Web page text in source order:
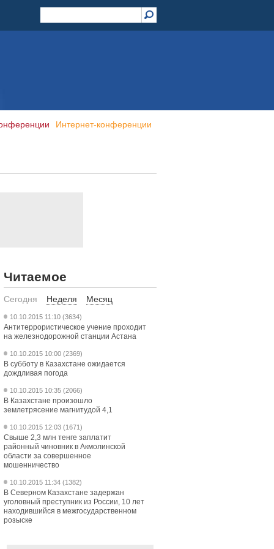
Интернет-конференции
Читаемое
Сегодня Неделя Месяц
10.10.2015 11:10 (3634)
Антитеррористическое учение проходит
на железнодорожной станции Астана
10.10.2015 10:00 (2369)
В субботу в Казахстане ожидается
дождливая погода
10.10.2015 10:35 (2066)
В Казахстане произошло
землетрясение магнитудой 4,1
10.10.2015 12:03 (1671)
Свыше 2,3 млн тенге заплатит
районный чиновник в Акмолинской
области за совершенное
мошенничество
10.10.2015 11:34 (1382)
В Северном Казахстане задержан
уголовный преступник из России, 10 лет
находившийся в межгосударственном
розыске